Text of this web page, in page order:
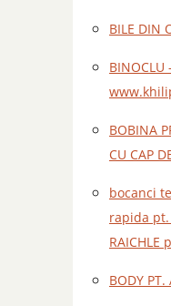
BILE DIN
BINOCLU
BOBINA
CU CAP
bocanci
rapida pt.
BODY PT.